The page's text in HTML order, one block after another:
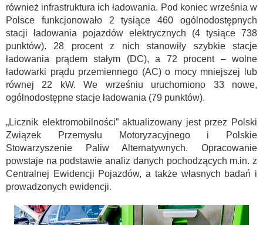
również infrastruktura ich ładowania. Pod koniec września w
Polsce funkcjonowało 2 tysiące 460 ogólnodostępnych
stacji ładowania pojazdów elektrycznych (4 tysiące 738
punktów). 28 procent z nich stanowiły szybkie stacje
ładowania prądem stałym (DC), a 72 procent – wolne
ładowarki prądu przemiennego (AC) o mocy mniejszej lub
równej 22 kW. We wrześniu uruchomiono 33 nowe,
ogólnodostępne stacje ładowania (79 punktów).
„Licznik elektromobilności” aktualizowany jest przez Polski
Związek Przemysłu Motoryzacyjnego i Polskie
Stowarzyszenie Paliw Alternatywnych. Opracowanie
powstaje na podstawie analiz danych pochodzących m.in. z
Centralnej Ewidencji Pojazdów, a także własnych badań i
prowadzonych ewidencji.